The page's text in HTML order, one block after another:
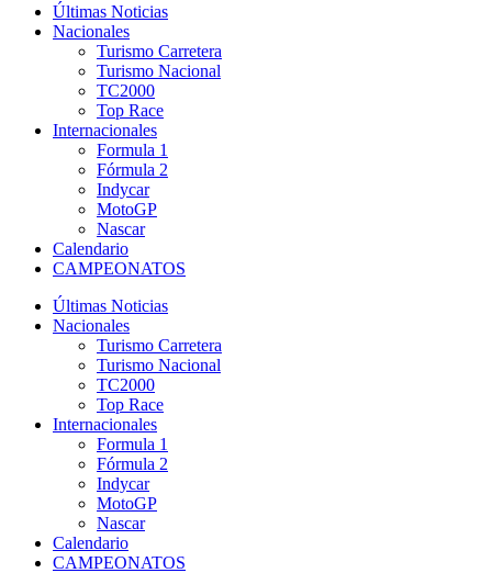
Últimas Noticias
Nacionales
Turismo Carretera
Turismo Nacional
TC2000
Top Race
Internacionales
Formula 1
Fórmula 2
Indycar
MotoGP
Nascar
Calendario
CAMPEONATOS
Últimas Noticias
Nacionales
Turismo Carretera
Turismo Nacional
TC2000
Top Race
Internacionales
Formula 1
Fórmula 2
Indycar
MotoGP
Nascar
Calendario
CAMPEONATOS